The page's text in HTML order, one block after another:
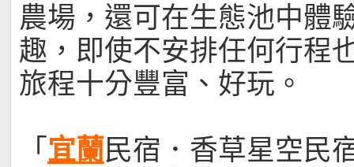
農場，還可在生態池中體
趣，即使不安排任何行程
旅程十分豐富、好玩。
「 宜蘭民宿．香草星空民